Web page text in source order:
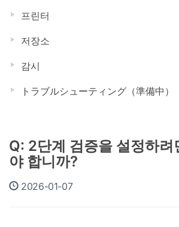
프린터
저장소
감시
トラブルシューティング（準備中）
Q: 2단계 검증을 설정하려
야 합니까?
2026-01-07